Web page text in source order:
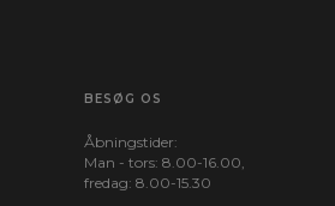
BESØG OS
Åbningstider:
Man - tors: 8.00-16.00,
fredag: 8.00-15.30